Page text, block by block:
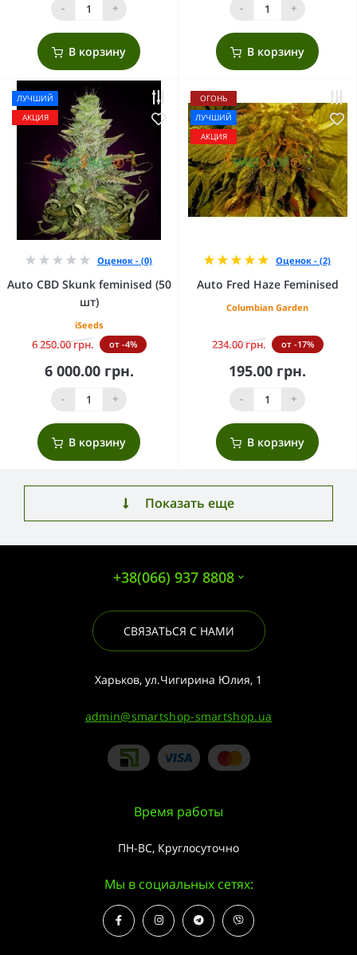
- +
В корзину
- +
В корзину
ЛУЧШИЙ
АКЦИЯ
Оценок - (0)
Auto CBD Skunk feminised (50
шт)
iSeeds
6 250.00 грн. от -4%
6 000.00 грн.
- +
В корзину
ОГОНЬ
ЛУЧШИЙ
АКЦИЯ
Оценок - (2)
Auto Fred Haze Feminised
Columbian Garden
234.00 грн. от -17%
195.00 грн.
- +
В корзину
Показать еще
+38(066) 937 8808
СВЯЗАТЬСЯ С НАМИ
Харьков, ул.Чигирина Юлия, 1
admin@smartshop-smartshop.ua
Время работы
ПН-ВС, Круглосуточно
Мы в социальных сетях: